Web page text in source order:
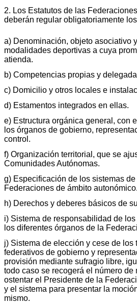
2. Los Estatutos de las
deberán regular obligatoriamente
a) Denominación, objeto asociativo
modalidades deportivas a cuya
atienda.
b) Competencias propias y
c) Domicilio y otros locales e
d) Estamentos integrados en ellas.
e) Estructura orgánica general, con
los órganos de gobierno,
control.
f) Organización territorial, que se
Comunidades Autónomas.
g) Especificación de los sistemas
Federaciones de ámbito autonómico.
h) Derechos y deberes básicos de
i) Sistema de responsabilidad de
los diferentes órganos de la
j) Sistema de elección y cese de los
federativos de gobierno y
provisión mediante sufragio libre,
todo caso se recogerá el número de
ostentar el Presidente de la
y el sistema para presentar la
mismo.